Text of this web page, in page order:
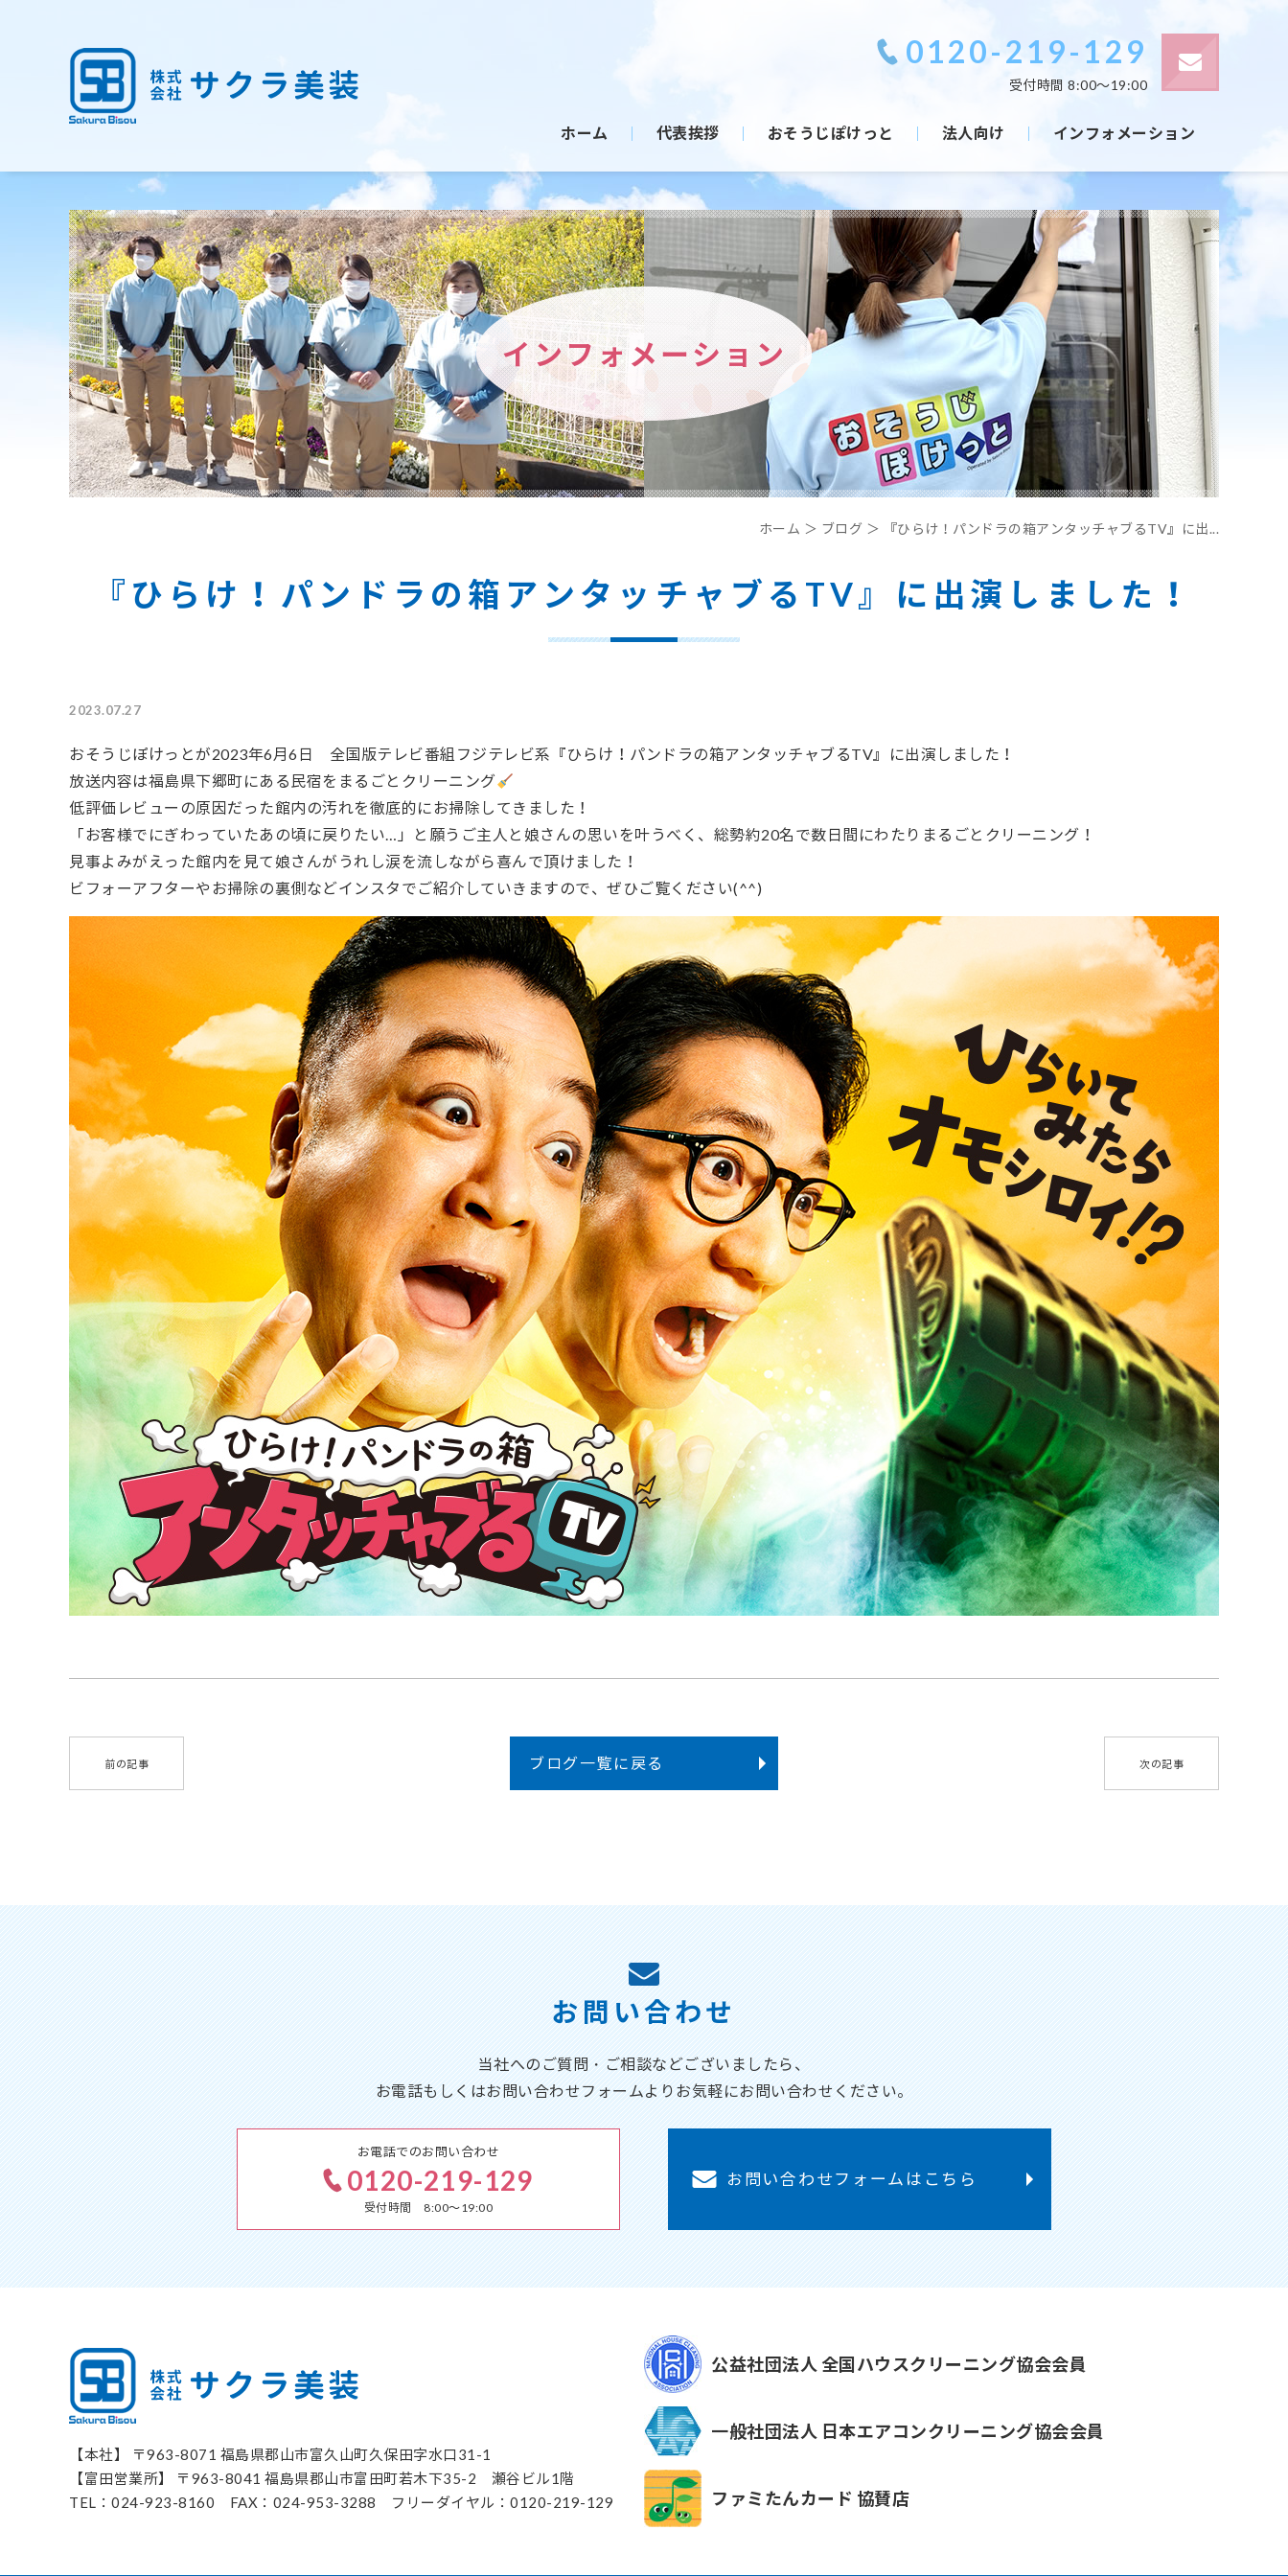
0120-219-129
受付時間 8:00～19:00
ホーム 代表挨拶 おそうじぽけっと 法人向け インフォメーション
インフォメーション
ホーム ＞ ブログ ＞ 『ひらけ！パンドラの箱アンタッチャブるTV』に出...
『ひらけ！パンドラの箱アンタッチャブるTV』に出演しました！
2023.07.27
おそうじぽけっとが2023年6月6 日 全国版テレビ番組フジテレビ系『ひらけ！パンドラの箱アンタッチャブるTV』に出演しました！
放送内容は福島県下郷町にある民宿をまるごとクリーニング
低評価レビューの原因だった館内の汚れを徹底的にお掃除してきました！
「お客様でにぎわっていたあの頃に戻りたい…」と願うご主人と娘さんの思いを叶うべく、総勢約20名で数日間にわたりまるごとクリーニング！
見事よみがえった館内を見て娘さんがうれし涙を流しながら喜んで頂けました！
ビフォーアフターやお掃除の裏側などインスタでご紹介していきますので、ぜひご覧ください(^^)
前の記事 ブログ一覧に戻る 次の記事
お問い合わせ
当社へのご質問・ご相談などございましたら、
お電話もしくはお問い合わせフォームよりお気軽にお問い合わせください。
お電話でのお問い合わせ
0120-219-129
受付時間 8:00～19:00
お問い合わせフォームはこちら
【本社】 〒963-8071 福島県郡山市富久山町久保田字水口31-1
【富田営業所】 〒963-8041 福島県郡山市富田町若木下35-2 瀬谷ビル1階
TEL：024-923-8160 FAX：024-953-3288 フリーダイヤル：0120-219-129
公益社団法人 全国ハウスクリーニング協会会員
一般社団法人 日本エアコンクリーニング協会会員
ファミたんカード 協賛店